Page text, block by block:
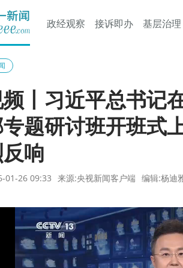
政经观察 接诉即办 基层治理
丨习近平总书记
题研讨班开班式
响
01-26 09:33 来源:央视新闻客户端 编辑:杨迪